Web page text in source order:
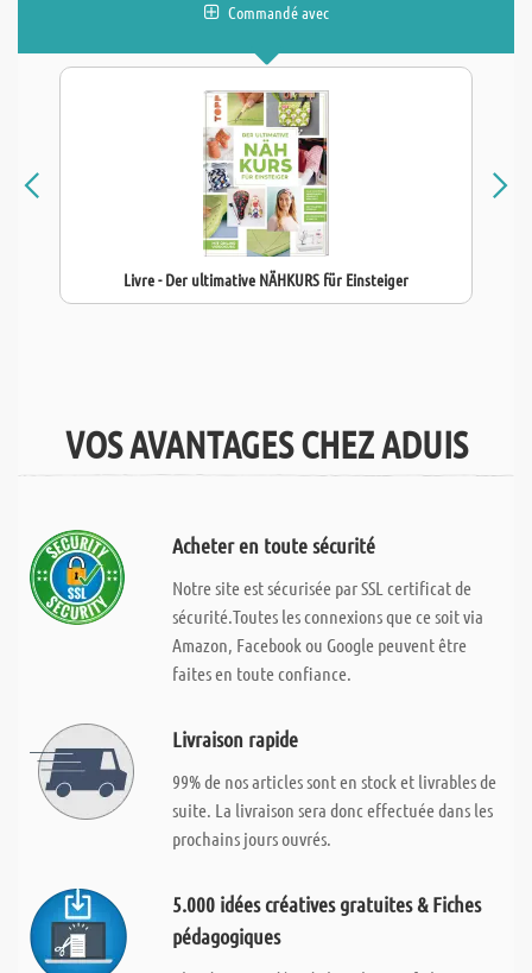
Commandé avec
Livre - Der ultimative NÄHKURS für Einsteiger
VOS AVANTAGES CHEZ ADUIS
Acheter en toute sécurité
Notre site est sécurisée par SSL certificat de
sécurité.Toutes les connexions que ce soit via
Amazon, Facebook ou Google peuvent être
faites en toute confiance.
Livraison rapide
99% de nos articles sont en stock et livrables de
suite. La livraison sera donc effectuée dans les
prochains jours ouvrés.
5.000 idées créatives gratuites & Fiches
pédagogiques